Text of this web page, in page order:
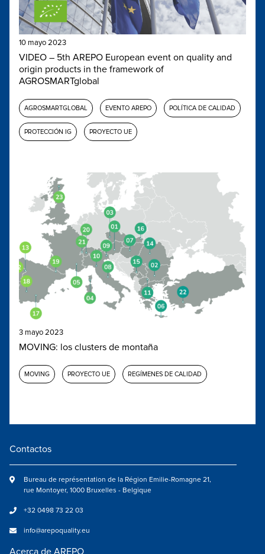
10 mayo 2023
VIDEO – 5th AREPO European event on quality and
origin products in the framework of
AGROSMARTglobal
AGROSMARTGLOBAL EVENTO AREPO POLÍTICA DE CALIDAD
PROTECCIÓN IG PROYECTO UE
3 mayo 2023
MOVING: los clusters de montaña
MOVING PROYECTO UE REGÍMENES DE CALIDAD
Contactos
Bureau de représentation de la Région Emilie-Romagne 21,
rue Montoyer, 1000 Bruxelles - Belgique
+32 0498 73 22 03
info@arepoquality.eu